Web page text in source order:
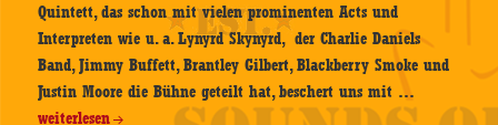
Quintett, das schon mit vielen prominenten Acts und
Interpreten wie u. a. Lynyrd Skynyrd, der Charlie Daniels
Band, Jimmy Buffett, Brantley Gilbert, Blackberry Smoke und
Justin Moore die Bühne geteilt hat, beschert uns mit …
Drawl
weiterlesen